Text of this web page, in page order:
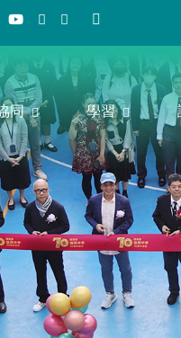
同 學習